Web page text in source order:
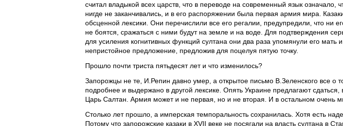
считал владыкой всех царств, что в переводе на современный язык означало,
нигде не заканчивались, и в его распоряжении была первая армия мира.
обсценной лексики. Они перечислили все его регалии, предупредили, что ни
не боятся, сражаться с ними будут на земле и на воде. Для подтверждения
для усиления когнитивных функций султана они два раза упомянули его мать
непристойное предложение, предложив для поцелуя пятую точку.
Прошло почти триста пятьдесят лет и что изменилось?
Запорожцы не те, И.Репин давно умер, а открытое письмо В.Зеленского все о
подробнее и выдержано в другой лексике. Опять Украине предлагают сдаться,
Царь Салтан. Армия может и не первая, но и не вторая. И в остальном очень
Столько лет прошло, а имперская темпоральность сохранилась. Хотя есть
Потому что запорожские казаки в XVII веке не посягали на власть султана в